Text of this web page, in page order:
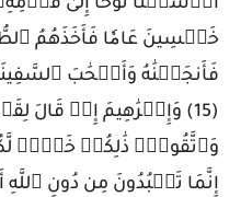
أَرۡسَلۡنَا نُوحًا إِلَىٰ
فَأَنجَيۡنَٰهُ وَأَصۡحَٰبَ
(15) وَإِبۡرَٰهِيمَ إِذۡ قَالَ
إِنَّمَا تَعۡبُدُونَ مِن دُونِ